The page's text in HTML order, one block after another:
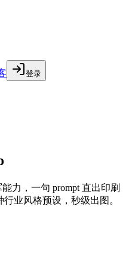
登录
力，一句 prompt 直出印刷
业风格预设，秒级出图。